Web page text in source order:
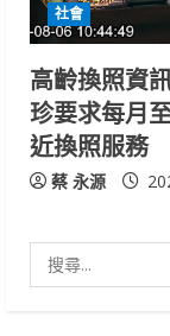
社會
高齡換照資
珍要求每月
近換照服務
蔡 永源
尋